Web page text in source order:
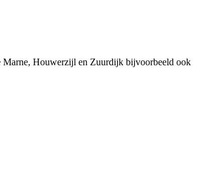
Marne, Houwerzijl en Zuurdijk bijvoorbeeld ook